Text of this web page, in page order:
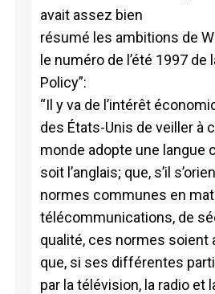
avait assez bien
résumé les ambitions de
le numéro de l’été 1997 de
Policy”:
“Il y va de l’intérêt
des États-Unis de veiller à
monde adopte une langue
soit l’anglais; que, s’il
normes communes en
télécommunications, de
qualité, ces normes soient
que, si ses différentes
par la télévision, la radio et